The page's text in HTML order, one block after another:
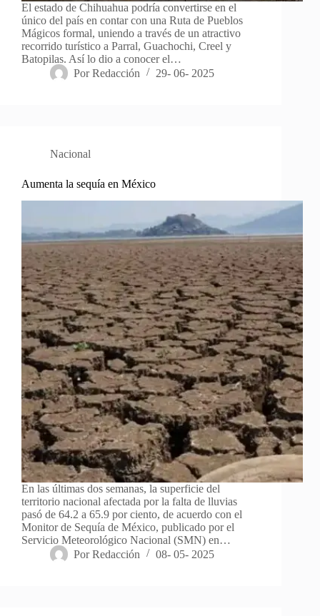
El estado de Chihuahua podría convertirse en el
único del país en contar con una Ruta de Pueblos
Mágicos formal, uniendo a través de un atractivo
recorrido turístico a Parral, Guachochi, Creel y
Batopilas. Así lo dio a conocer el…
Por Redacción 29- 06- 2025
Nacional
Aumenta la sequía en México
En las últimas dos semanas, la superficie del
territorio nacional afectada por la falta de lluvias
pasó de 64.2 a 65.9 por ciento, de acuerdo con el
Monitor de Sequía de México, publicado por el
Servicio Meteorológico Nacional (SMN) en…
Por Redacción 08- 05- 2025